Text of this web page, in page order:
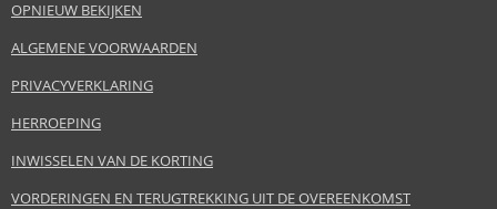
OPNIEUW BEKIJKEN
ALGEMENE VOORWAARDEN
PRIVACYVERKLARING
HERROEPING
INWISSELEN VAN DE KORTING
VORDERINGEN EN TERUGTREKKING UIT DE OVEREENKOMST